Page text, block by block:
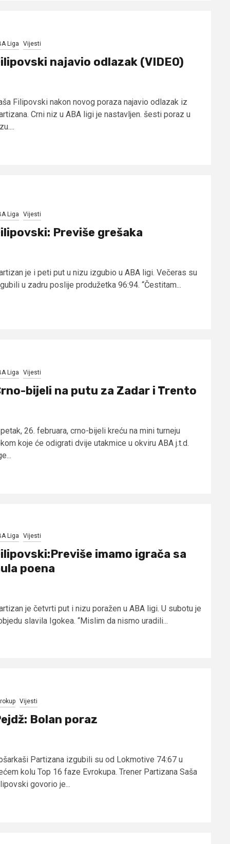
Liga Vijesti
najavio odlazak (VIDEO)
Filipovski nakon novog poraza najavio odlazak iz
Crni niz u ABA ligi je nastavljen. šesti poraz u
Liga Vijesti
Previše grešaka
je i peti put u nizu izgubio u ABA ligi. Večeras su
u zadru poslije produžetka 96:94. “Čestitam...
Liga Vijesti
bijeli na putu za Zadar i Trento
26. februara, crno-bijeli kreću na mini turneju
koje će odigrati dvije utakmice u okviru ABA j.t.d.
Liga Vijesti
imamo igrača sa
poena
je četvrti put i nizu poražen u ABA ligi. U subotu je
slavila Igokea. “Mislim da nismo uradili...
Vijesti
Bolan poraz
Partizana izgubili su od Lokmotive 74:67 u
kolu Top 16 faze Evrokupa. Trener Partizana Saša
govorio je...